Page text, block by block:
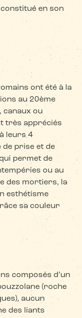
en son
ont été à la
au 20ème
canaux ou
très appréciés
leurs 4
prise et de
permet de
ou au
des mortiers, la
esthétisme
sa couleur
composés d’un
(roche
aucun
des liants